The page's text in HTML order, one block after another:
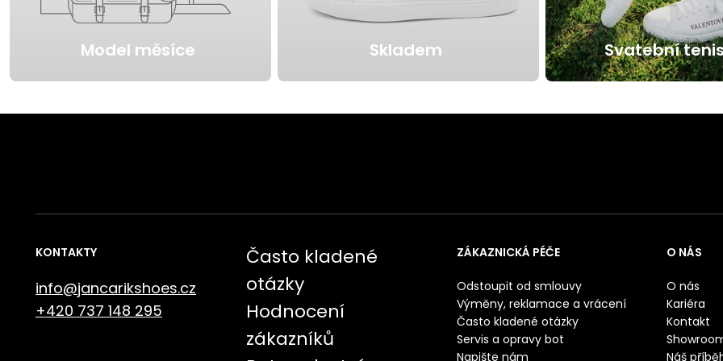
Model měsíce Skladem Svatební
KONTAKTY
info@jancarikshoes.cz
+420 737 148 295
Často kladené
otázky
Hodnocení
zákazníků
ZÁKAZNICKÁ PÉČE
Odstoupit od smlouvy
Výměny, reklamace a vrácení
Často kladené otázky
Servis a opravy bot
Napište nám
O NÁS
O nás
Kariéra
Kontakt
Náš